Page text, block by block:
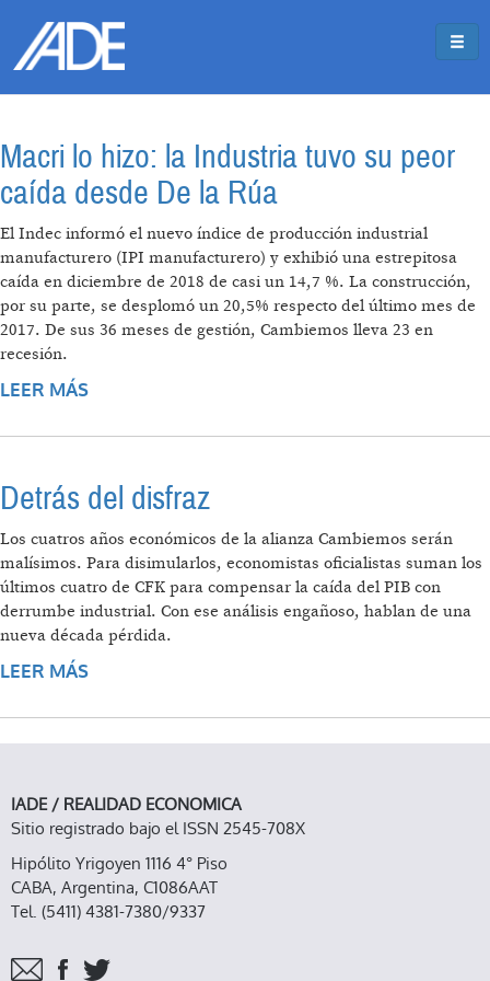
Macri lo hizo: la Industria tuvo su peor
caída desde De la Rúa
El Indec informó el nuevo índice de producción industrial
manufacturero (IPI manufacturero) y exhibió una estrepitosa
caída en diciembre de 2018 de casi un 14,7 %. La construcción,
por su parte, se desplomó un 20,5% respecto del último mes de
2017. De sus 36 meses de gestión, Cambiemos lleva 23 en
recesión.
LEER MÁS
Detrás del disfraz
Los cuatros años económicos de la alianza Cambiemos serán
malísimos. Para disimularlos, economistas oficialistas suman los
últimos cuatro de CFK para compensar la caída del PIB con
derrumbe industrial. Con ese análisis engañoso, hablan de una
nueva década pérdida.
LEER MÁS
IADE / REALIDAD ECONOMICA
Sitio registrado bajo el ISSN 2545-708X
Hipólito Yrigoyen 1116 4° Piso
CABA, Argentina, C1086AAT
Tel. (5411) 4381-7380/9337